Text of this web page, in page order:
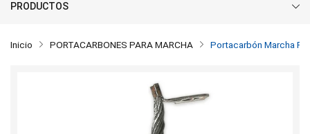
PRODUCTOS
Inicio PORTACARBONES PARA MARCHA Portacarbón Marcha